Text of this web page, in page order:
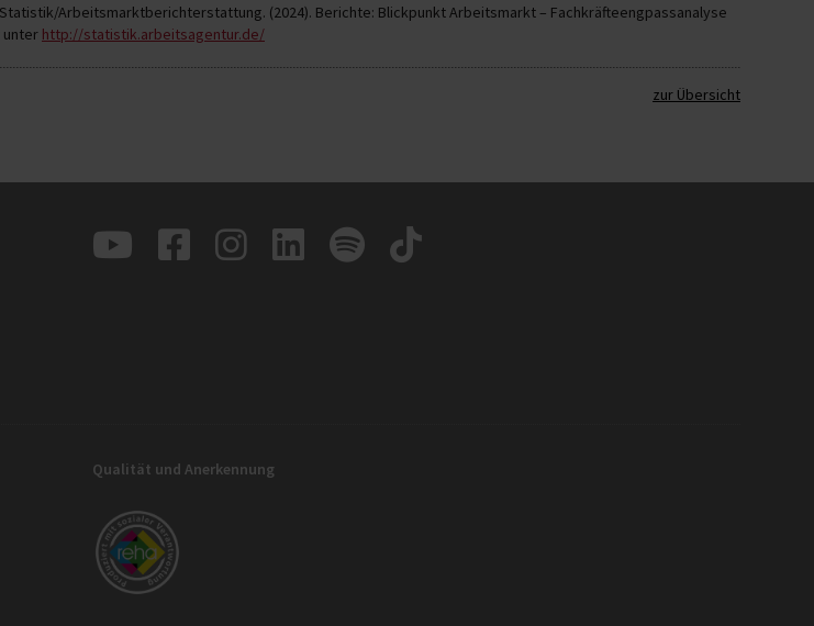
Arbeitsmarktberichterstattung. (2024). Berichte: Blickpunkt Arbeitsmarkt – Fachkräfteengpassanalyse
unter http://statistik.arbeitsagentur.de/
zur Übersicht
Qualität und Anerkennung